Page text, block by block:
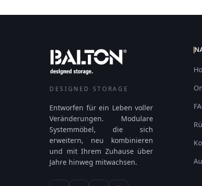
DESIGNED STORAGE
Entworfen für ein Leben voller
Veränderungen. Modulare
Systemmöbel, die sich
erweitern, neu kombinieren
und mit Ihrem Zuhause über
Jahre hinweg mitwachsen.